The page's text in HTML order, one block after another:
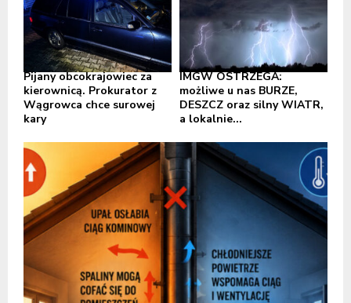
Pijany obcokrajowiec za
kierownicą. Prokurator z
Wągrowca chce surowej
kary
IMGW OSTRZEGA:
możliwe u nas BURZE,
DESZCZ oraz silny WIATR,
a lokalnie...